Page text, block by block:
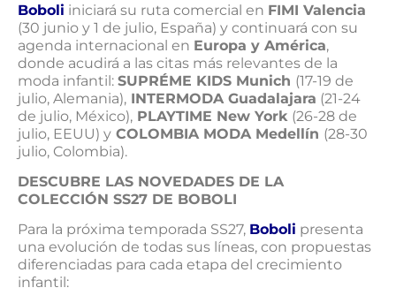
Boboli iniciará su ruta comercial en FIMI Valencia
(30 junio y 1 de julio, España) y continuará con su
agenda internacional en Europa y América,
donde acudirá a las citas más relevantes de la
moda infantil: SUPRÉME KIDS Munich (17-19 de
julio, Alemania), INTERMODA Guadalajara (21-24
de julio, México), PLAYTIME New York (26-28 de
julio, EEUU) y COLOMBIA MODA Medellín (28-30
julio, Colombia).
DESCUBRE LAS NOVEDADES DE LA
COLECCIÓN SS27 DE BOBOLI
Para la próxima temporada SS27, Boboli presenta
una evolución de todas sus líneas, con propuestas
diferenciadas para cada etapa del crecimiento
infantil: